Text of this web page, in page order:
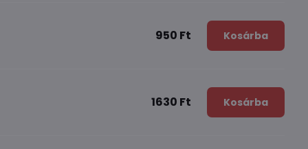
950 Ft Kosárba
1630 Ft Kosárba